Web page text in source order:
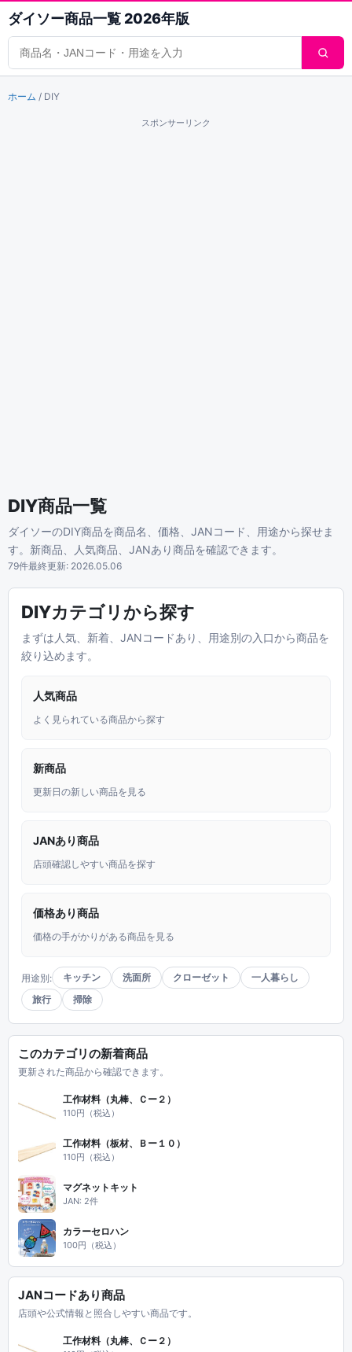
ダイソー商品一覧 2026年版
商品検索
ホーム / DIY
スポンサーリンク
DIY商品一覧
ダイソーのDIY商品を商品名、価格、JANコード、用途から探せま
す。新商品、人気商品、JANあり商品を確認できます。
79件最終更新: 2026.05.06
DIYカテゴリから探す
まずは人気、新着、JANコードあり、用途別の入口から商品を
絞り込めます。
人気商品
よく見られている商品から探す
新商品
更新日の新しい商品を見る
JANあり商品
店頭確認しやすい商品を探す
価格あり商品
価格の手がかりがある商品を見る
用途別: キッチン 洗面所 クローゼット
一人暮らし
旅行
掃除
このカテゴリの新着商品
更新された商品から確認できます。
工作材料（丸棒、Ｃー２）
110円（税込）
工作材料（板材、Ｂー１０）
110円（税込）
マグネットキット
JAN: 2件
カラーセロハン
100円（税込）
JANコードあり商品
店頭や公式情報と照合しやすい商品です。
工作材料（丸棒、Ｃー２）